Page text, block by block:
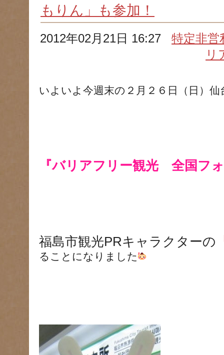
もりん」も参加！
2012年02月21日 16:27特定非
リ
いよいよ今週末の２月２６日（日）
『バリアフリー観光 全国フ
福島市観光PRキャラクターの
ることになりました